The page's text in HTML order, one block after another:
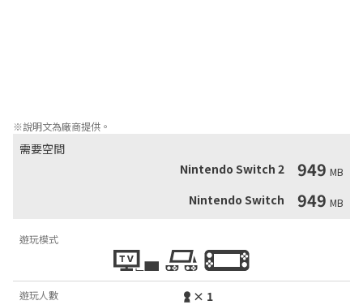
※說明文為廠商提供。
需要空間
Nintendo Switch 2
949 MB
Nintendo Switch 949 MB
遊玩模式
遊玩人數 × 1